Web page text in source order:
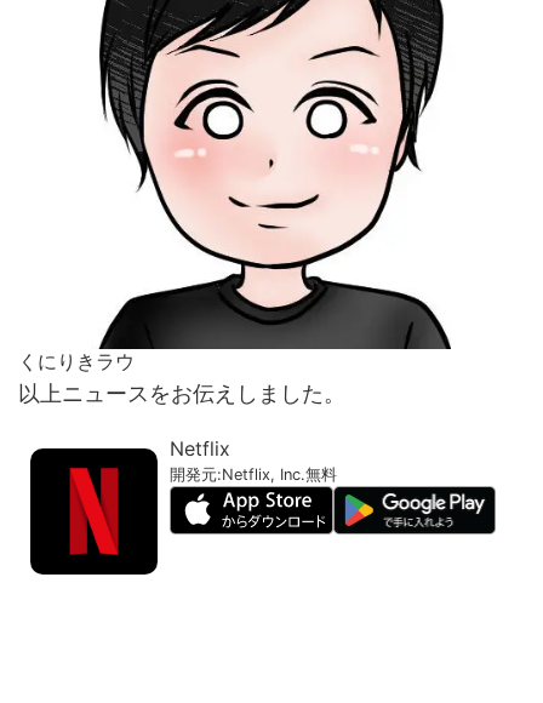
くにりきラウ
以上ニュースをお伝えしました。
Netflix
開発元:Netflix, Inc.無料